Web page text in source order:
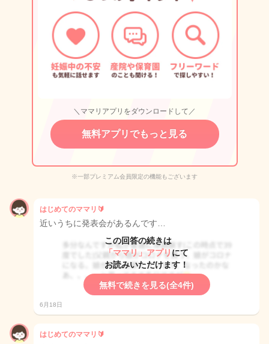
＼ママリアプリをダウンロードして／
無料アプリでもっと見る
※一部プレミアム会員限定の機能もございます
はじめてのママリ🔰
近いうちに発表会があるんです…
この回答の続きは
「ママリ」アプリ にて
お読みいただけます！
無料で続きを見る(全4件)
6月18日
はじめてのママリ🔰